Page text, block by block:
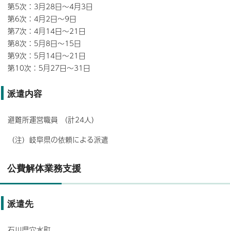
第5次：3月28日～4月3日
第6次：4月2日～9日
第7次：4月14日～21日
第8次：5月8日～15日
第9次：5月14日～21日
第10次：5月27日～31日
派遣内容
避難所運営職員 （計24人）
（注）岐阜県の依頼による派遣
公費解体業務支援
派遣先